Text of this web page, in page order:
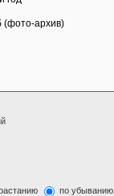
по убыванию